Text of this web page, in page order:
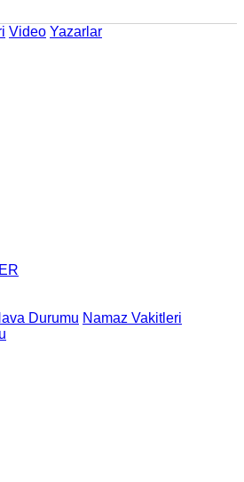
Video Yazarlar
Durumu Namaz Vakitleri